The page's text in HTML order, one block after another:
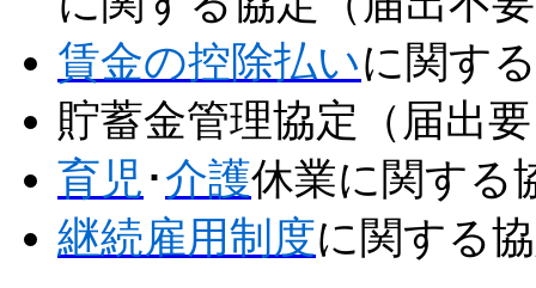
賃金の控除払いに関す
貯蓄金管理協定（届出
育児 ･介護休業に関する
継続雇用制度に関する